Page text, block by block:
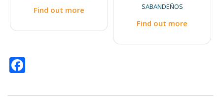
Find out more
SABANDEÑOS
Find out more
e